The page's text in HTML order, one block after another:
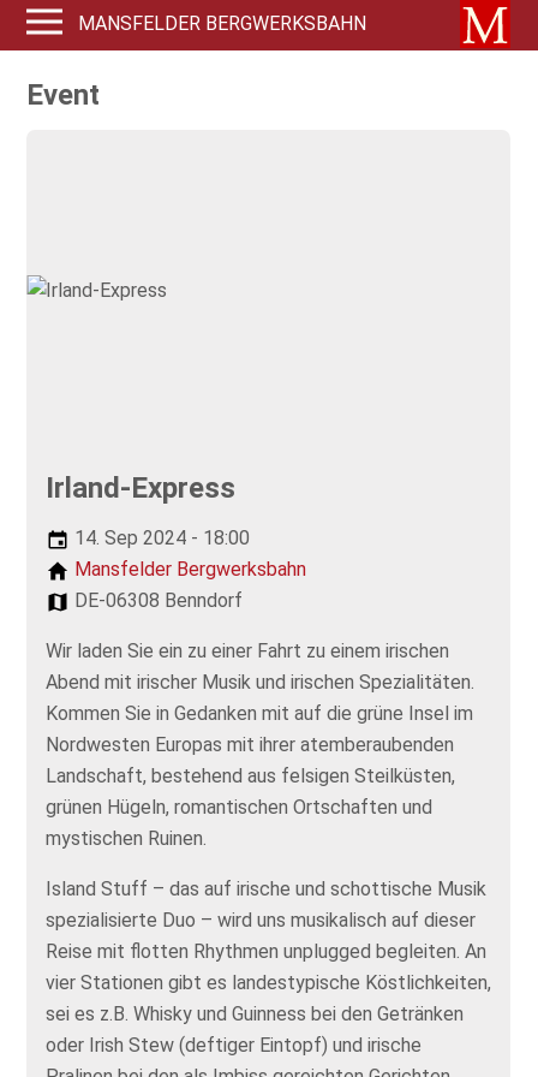
MANSFELDER BERGWERKSBAHN
Event
Irland-Express
14. Sep 2024 - 18:00
Mansfelder Bergwerksbahn
DE-06308 Benndorf
Wir laden Sie ein zu einer Fahrt zu einem irischen
Abend mit irischer Musik und irischen Spezialitäten.
Kommen Sie in Gedanken mit auf die grüne Insel im
Nordwesten Europas mit ihrer atemberaubenden
Landschaft, bestehend aus felsigen Steilküsten,
grünen Hügeln, romantischen Ortschaften und
mystischen Ruinen.
Island Stuff – das auf irische und schottische Musik
spezialisierte Duo – wird uns musikalisch auf dieser
Reise mit flotten Rhythmen unplugged begleiten. An
vier Stationen gibt es landestypische Köstlichkeiten,
sei es z.B. Whisky und Guinness bei den Getränken
oder Irish Stew (deftiger Eintopf) und irische